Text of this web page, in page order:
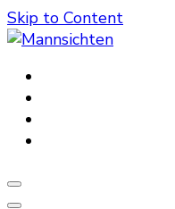
Skip to Content
Mannsichten
Was Männer wollen.